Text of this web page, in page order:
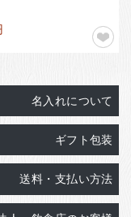
名入れについて
ギフト包装
送料・支払い方法